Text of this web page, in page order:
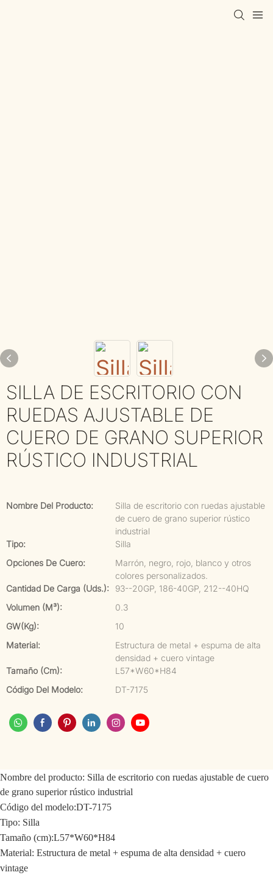
SILLA DE ESCRITORIO CON
RUEDAS AJUSTABLE DE
CUERO DE GRANO SUPERIOR
RÚSTICO INDUSTRIAL
Nombre Del Producto:
Silla de escritorio con ruedas ajustable
de cuero de grano superior rústico
industrial
Tipo:
Silla
Opciones De Cuero:
Marrón, negro, rojo, blanco y otros
colores personalizados.
Cantidad De Carga (uds.):
93--20GP, 186-40GP, 212--40HQ
Volumen (m³):
0.3
GW(kg):
10
Material:
Estructura de metal + espuma de alta
densidad + cuero vintage
Tamaño (cm):
L57*W60*H84
Código Del Modelo:
DT-7175
Nombre del producto: Silla de escritorio con ruedas ajustable de cuero
de grano superior rústico industrial
Código del modelo:DT-7175
Tipo: Silla
Tamaño (cm):L57*W60*H84
Material: Estructura de metal + espuma de alta densidad + cuero
vintage